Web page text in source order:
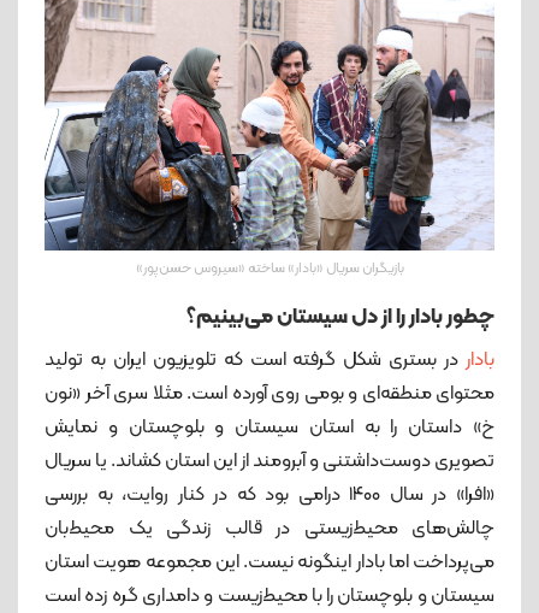
بازیگران سریال «بادار» ساخته «سیروس حسن‌پور»
چطور بادار را از دل سیستان می‌بینیم؟
بادار در بستری شکل گرفته است که تلویزیون ایران به تولید
محتوای منطقه‌ای و بومی روی آورده است. مثلا سری آخر «نون
خ» داستان را به استان سیستان و بلوچستان و نمایش
تصویری دوست‌داشتنی و آبرومند از این استان کشاند‌. یا سریال
«افرا» در سال ۱۴۰۰ درامی بود که در کنار روایت، به بررسی
چالش‌های محیط‌زیستی در قالب زندگی یک محیط‌‌‌بان
می‌پرداخت اما بادار اینگونه نیست. این مجموعه هویت استان
سیستان و بلوچستان را با محیط‌‌زیست و دامداری گره زده است